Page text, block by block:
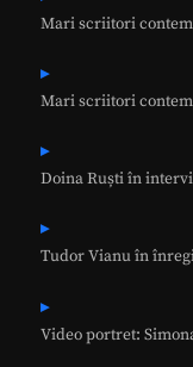
Mari scriitori
Mari scriitori
Doina Ruști în
Tudor Vianu în
Video portret: